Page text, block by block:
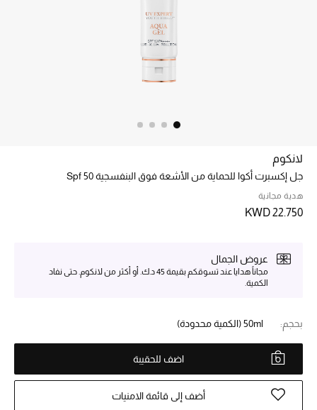
خصم حتى 70%
تسوقوا الآن
ما وصلنا حديثاً
الموسم الجديد
النساء
الحقائب النسائية
لانكوم
جل إكسبرت أكوا للحماية من الأشعة فوق البنفسجية Spf 50
هدية مجانية
KWD 22.750
عروض الجمال
مجاناً هدايا عند تسوقكم بقيمة 45 د.ك. أو أكثر من لانكوم. حتى نفاد
الكمية.
بحجم: 50ml(الكمية محدودة)
اضف للحقيبة
أضف إلى قائمة الامنيات